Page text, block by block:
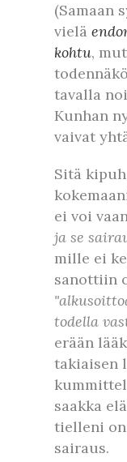
(Samaan
vielä
kohtu,
tavalla
Kunhan
vaivat
Sitä
ei voi
ja se
mille ei
sanottiin
todella
erään
takiaisen
saakka
tielleni
sairaus.